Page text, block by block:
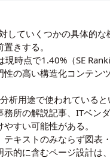
ていくつかの具体的
きする。
時点で1.40%（SE
の高い構造化コンテ
析用途で使われている
所の解説記事、ITベン
すい可能性がある。
テキストのみならず図表
的に含むページ設計